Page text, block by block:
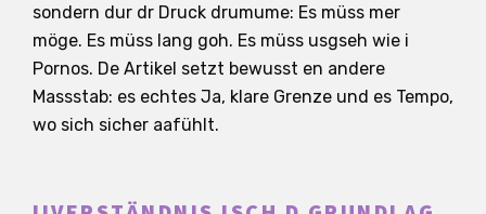
sondern dur dr Druck drumume: Es müss mer
möge. Es müss lang goh. Es müss usgseh wie i
Pornos. De Artikel setzt bewusst en andere
Massstab: es echtes Ja, klare Grenze und es Tempo,
wo sich sicher aafühlt.